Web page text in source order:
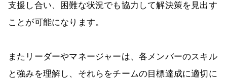
支援し合い、困難な状況でも協力して解決策を見出す
ことが可能になります。
またリーダーやマネージャーは、各メンバーのスキル
と強みを理解し、それらをチームの目標達成に適切に